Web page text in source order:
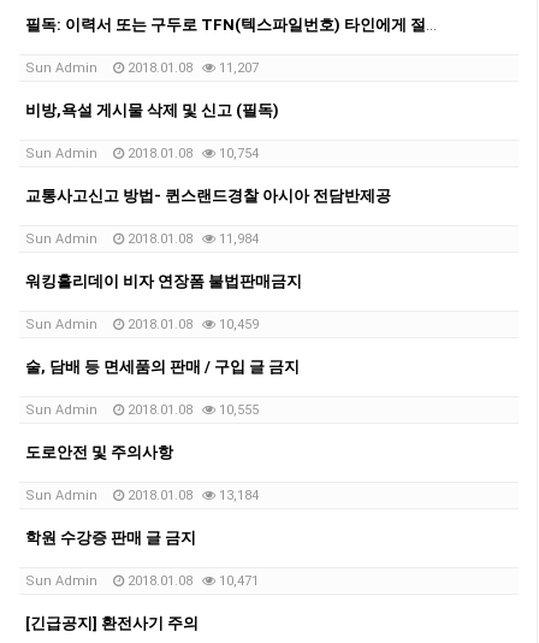
필독: 이력서 또는 구두로 TFN(텍스파일번호) 타인에게 절대 제공하지 않도록 주의요망
Sun Admin 2018.01.08 11,207
비방,욕설 게시물 삭제 및 신고 (필독)
Sun Admin 2018.01.08 10,754
교통사고신고 방법- 퀸스랜드경찰 아시아 전담반제공
Sun Admin 2018.01.08 11,984
워킹홀리데이 비자 연장폼 불법판매금지
Sun Admin 2018.01.08 10,459
술, 담배 등 면세품의 판매 / 구입 글 금지
Sun Admin 2018.01.08 10,555
도로안전 및 주의사항
Sun Admin 2018.01.08 13,184
학원 수강증 판매 글 금지
Sun Admin 2018.01.08 10,471
[긴급공지] 환전사기 주의